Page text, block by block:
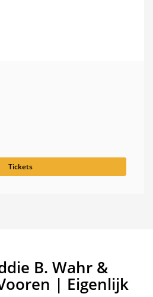
Tickets
B. Wahr &
| Eigenlijk